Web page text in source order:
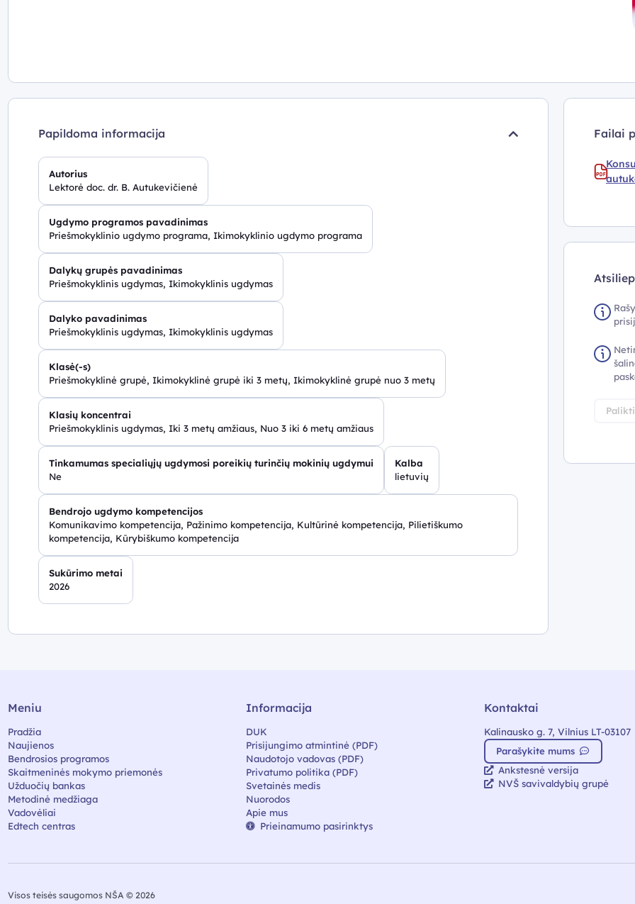
Nuotolinės konsultacijos vaizdo įrašą galima peržiūrėti Nacionalinės švietimo agentūrospuslapyje >.
Papildoma informacija
Autorius
Lektorė doc. dr. B. Autukevičienė
Ugdymo programos pavadinimas
Priešmokyklinio ugdymo programa, Ikimokyklinio ugdymo programa
Dalykų grupės pavadinimas
Priešmokyklinis ugdymas, Ikimokyklinis ugdymas
Dalyko pavadinimas
Priešmokyklinis ugdymas, Ikimokyklinis ugdymas
Klasė(-s)
Priešmokyklinė grupė, Ikimokyklinė grupė iki 3 metų, Ikimokyklinė grupė nuo 3 metų
Klasių koncentrai
Priešmokyklinis ugdymas, Iki 3 metų amžiaus, Nuo 3 iki 6 metų amžiaus
Tinkamumas specialiųjų ugdymosi poreikių turinčių mokinių ugdymui
Ne
Kalba
lietuvių
Bendrojo ugdymo kompetencijos
Komunikavimo kompetencija, Pažinimo kompetencija, Kultūrinė kompetencija, Pilietiškumo
kompetencija, Kūrybiškumo kompetencija
Sukūrimo metai
2026
Failai
Meniu
Pradžia
Naujienos
Bendrosios programos
Skaitmeninės mokymo priemonės
Užduočių bankas
Metodinė medžiaga
Vadovėliai
Edtech centras
Informacija
DUK
Prisijungimo atmintinė (PDF)
Naudotojo vadovas (PDF)
Privatumo politika (PDF)
Svetainės medis
Nuorodos
Apie mus
Prieinamumo pasirinktys
Kontaktai
Kalinausko g. 7, Vilnius LT-03107
Parašykite mums
Ankstesnė versija
NVŠ savivaldybių grupė
Visos teisės saugomos NŠA © 2026